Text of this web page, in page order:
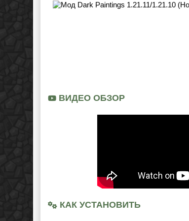
ВИДЕО ОБЗОР
КАК УСТАНОВИТЬ